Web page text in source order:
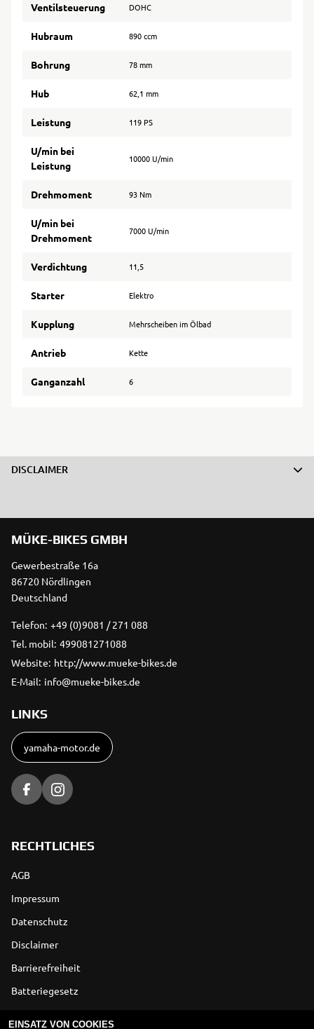
Ventilsteuerung DOHC
Hubraum 890 ccm
Bohrung 78 mm
Hub 62,1 mm
Leistung 119 PS
U/min bei
Leistung
10000 U/min
Drehmoment 93 Nm
U/min bei
Drehmoment
7000 U/min
Verdichtung 11,5
Starter Elektro
Kupplung Mehrscheiben im Ölbad
Antrieb Kette
Ganganzahl 6
DISCLAIMER
MÜKE-BIKES GMBH
Gewerbestraße 16a
86720 Nördlingen
Deutschland
Telefon: +49 (0)9081 / 271 088
Tel. mobil: 499081271088
Website: http://www.mueke-bikes.de
E-Mail: info@mueke-bikes.de
LINKS
yamaha-motor.de
RECHTLICHES
AGB
Impressum
Datenschutz
Disclaimer
Barrierefreiheit
Batteriegesetz
EINSATZ VON COOKIES